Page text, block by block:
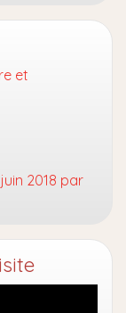
et
2018 par